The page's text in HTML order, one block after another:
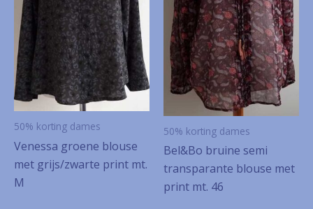
50% korting dames
Venessa groene blouse
met grijs/zwarte print mt.
M
50% korting dames
Bel&Bo bruine semi
transparante blouse met
print mt. 46